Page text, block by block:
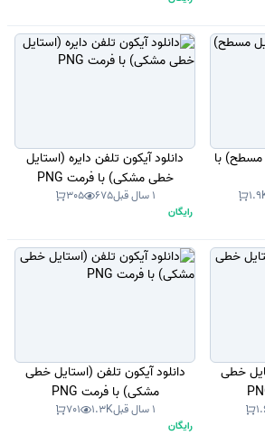
مسطح) با
دانلود آیکون تلفن دایره (استایل
خطی مشکی) با فرمت PNG
1 سال قبل 675
305
رایگان
خطی
دانلود آیکون تلفن (استایل خطی
مشکی) با فرمت PNG
1 سال قبل 1.3K
701
رایگان